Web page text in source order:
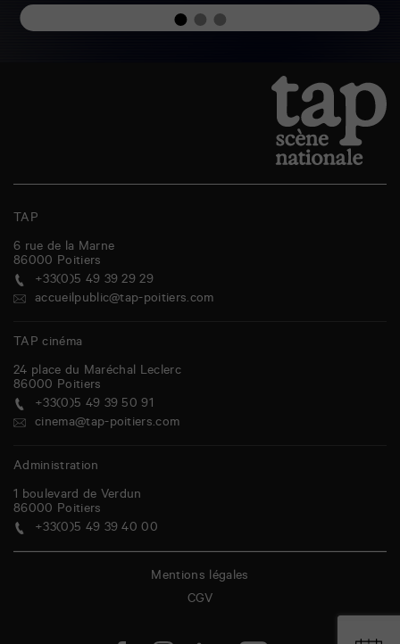
TAP
6 rue de la Marne
86000 Poitiers
+33(0)5 49 39 29 29
accueilpublic@tap-poitiers.com
TAP cinéma
24 place du Maréchal Leclerc
86000 Poitiers
+33(0)5 49 39 50 91
cinema@tap-poitiers.com
Administration
1 boulevard de Verdun
86000 Poitiers
+33(0)5 49 39 40 00
Mentions légales
CGV